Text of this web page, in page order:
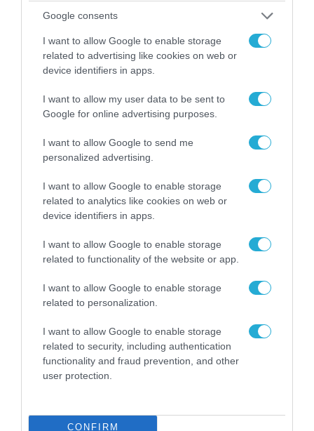
Google consents
I want to allow Google to enable storage
related to advertising like cookies on web or
device identifiers in apps.
I want to allow my user data to be sent to
Google for online advertising purposes.
I want to allow Google to send me
personalized advertising.
I want to allow Google to enable storage
related to analytics like cookies on web or
device identifiers in apps.
I want to allow Google to enable storage
related to functionality of the website or app.
I want to allow Google to enable storage
related to personalization.
I want to allow Google to enable storage
related to security, including authentication
functionality and fraud prevention, and other
user protection.
CONFIRM
Ο Γιάννης Αλαφούζος «τέλειωσε» τον
Κωνσταντίνο Ζούλα από τον ΣΚΑΪ – Ο λόγος της
απομάκρυνσής του
«Επιχείρηση ελεύθερα πεζοδρόμια» στην
αντικείμενα από κοινόχρηστους χώρους